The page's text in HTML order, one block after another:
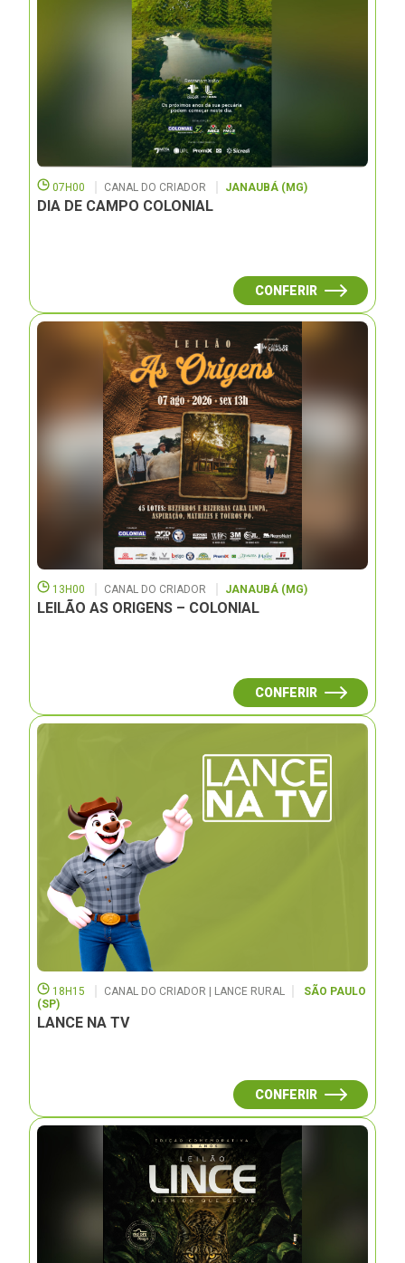
07H00 CANAL DO CRIADOR JANAUBÁ (MG)
DIA DE CAMPO COLONIAL
CONFERIR
13H00 CANAL DO CRIADOR JANAUBÁ (MG)
LEILÃO AS ORIGENS – COLONIAL
CONFERIR
18H15 CANAL DO CRIADOR | LANCE RURAL
SÃO PAULO
(SP)
LANCE NA TV
CONFERIR